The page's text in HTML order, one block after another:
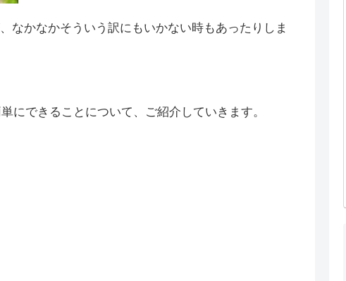
なかなかそういう訳にもいかない時もあったりしま
にできることについて、ご紹介していきます。